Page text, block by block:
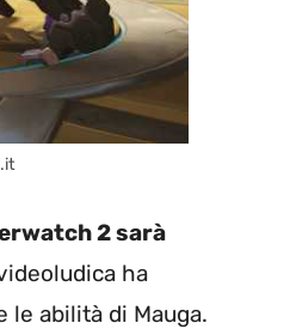
2 sarà
ha
abilità di Mauga.